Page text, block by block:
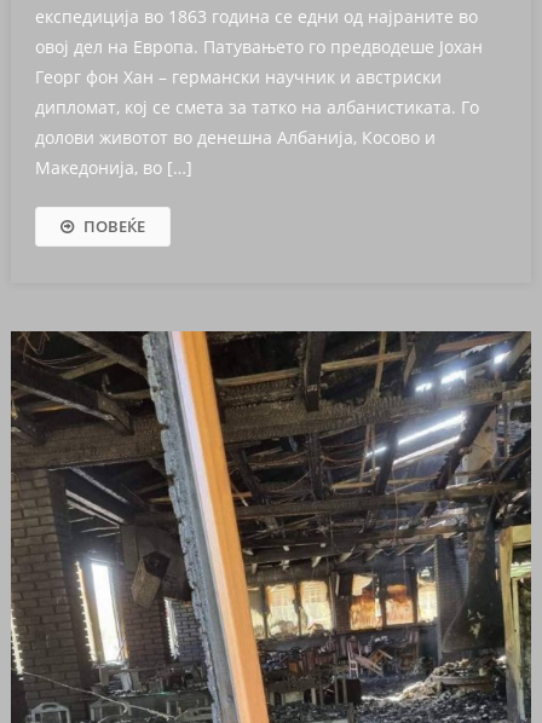
експедиција во 1863 година се едни од најраните во
овој дел на Европа. Патувањето го предводеше Јохан
Георг фон Хан – германски научник и австриски
дипломат, кој се смета за татко на албанистиката. Го
долови животот во денешна Албанија, Косово и
Македонија, во […]
ПОВЕЌЕ